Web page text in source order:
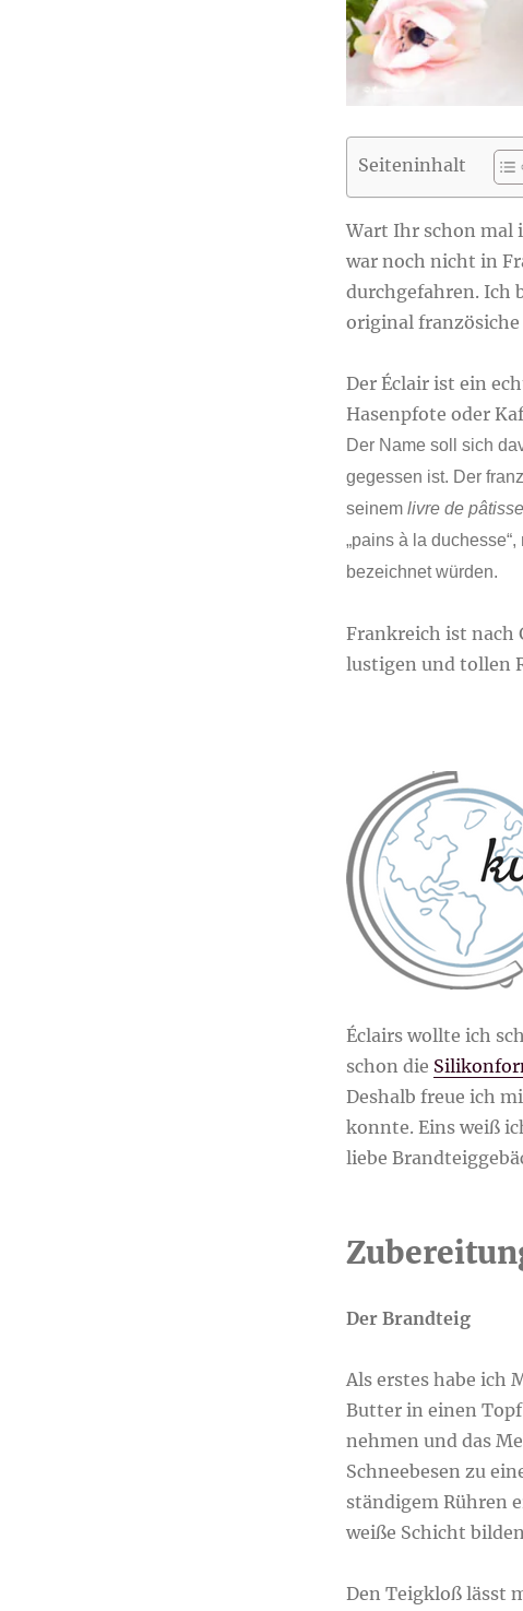
Seiteninhalt
Wart Ihr schon mal
war noch nicht in
durchgefahren. Ich
original französiche
Der Éclair ist ein
Hasenpfote oder
Der Name soll sich
gegessen ist. Der
seinem livre de
„pains à la
bezeichnet würden.
Frankreich ist nach
lustigen und tollen
Éclairs wollte ich
schon die
Deshalb freue ich
konnte. Eins weiß
liebe
Der Brandteig
Als erstes habe ich
Butter in einen
nehmen und das
Schneebesen zu
ständigem Rühren
weiße Schicht
Den Teigkloß lässt